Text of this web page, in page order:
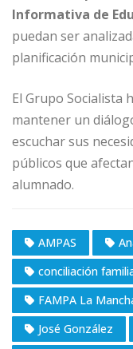
Informativa de
puedan ser
planificación
El Grupo Socialista
mantener un
escuchar sus
públicos que
alumnado.
AMPAS
conciliación
FAMPA La
José González